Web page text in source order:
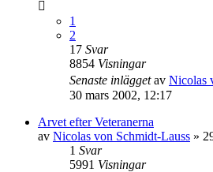
1
2
17 Svar
8854 Visningar
Senaste inläggetav Nicolas
30 mars 2002, 12:17
Arvet efter Veteranerna
av Nicolas von Schmidt-Lauss »
1 Svar
5991 Visningar